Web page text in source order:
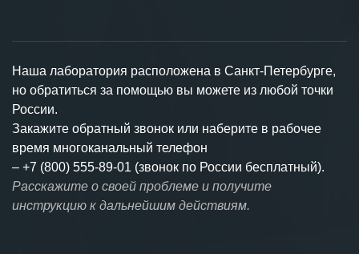
Наша лаборатория расположена в Санкт-Петербурге,
но обратиться за помощью вы можете из любой точки
России.
Закажите обратный звонок или наберите в рабочее
время многоканальный телефон
– +7 (800) 555-89-01 (звонок по России бесплатный).
Расскажите о своей проблеме и получите
инструкцию к дальнейшим действиям.